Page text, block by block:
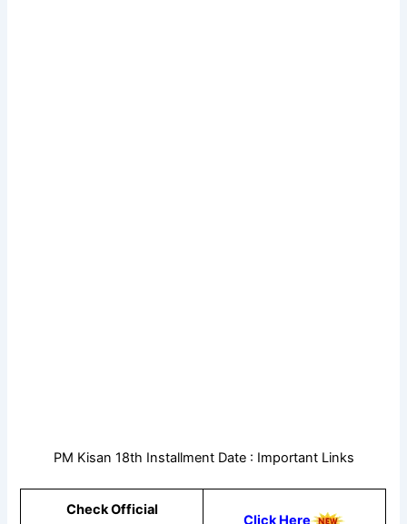
PM Kisan 18th Installment Date : Important Links
Check Official
Click Here